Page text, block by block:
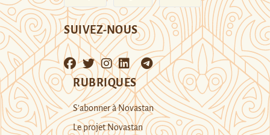
SUIVEZ-NOUS
RUBRIQUES
S’abonner à Novastan
Le projet Novastan